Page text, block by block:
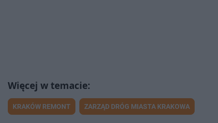
KRAKÓW REMONT ZARZĄD DRÓG MIASTA KRAKOWA